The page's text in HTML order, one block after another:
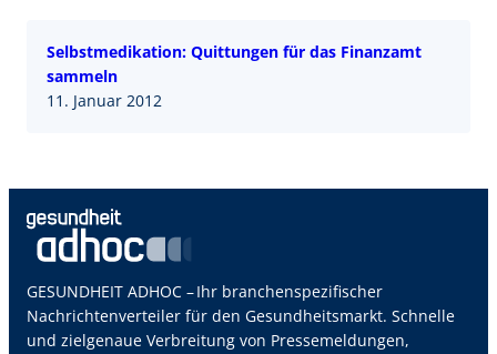
Selbstmedikation: Quittungen für das Finanzamt
sammeln
11. Januar 2012
GESUNDHEIT ADHOC – Ihr branchenspezifischer
Nachrichtenverteiler für den Gesundheitsmarkt. Schnelle
und zielgenaue Verbreitung von Pressemeldungen,